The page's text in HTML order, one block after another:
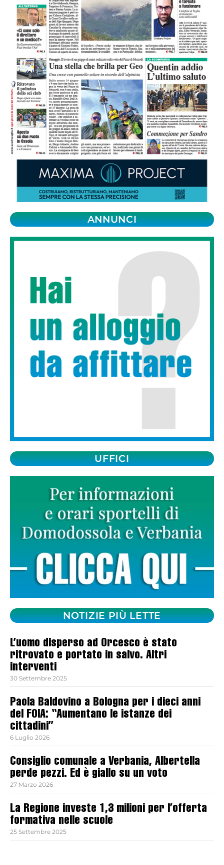
ANNUNCI
UFFICI
NOTIZIE PIÙ LETTE
L’uomo disperso ad Orcesco è stato
ritrovato e portato in salvo. Altri
interventi
30 Settembre 2025
Paola Baldovino a Bologna per i dieci anni
del FOIA: “Aumentano le istanze dei
cittadini”
6 Luglio 2026
Consiglio comunale a Verbania, Albertella
perde pezzi. Ed è giallo su un voto
27 Marzo 2026
La Regione investe 1,3 milioni per l’offerta
formativa nelle scuole
25 Settembre 2025